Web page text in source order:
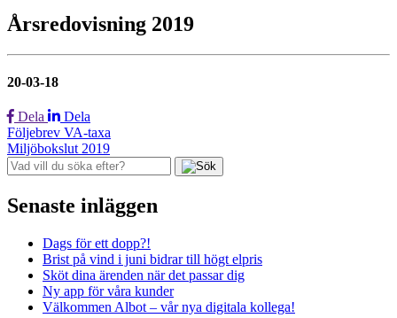
Årsredovisning 2019
20-03-18
Dela Dela
Inläggsnavigering
Följebrev VA-taxa
Miljöbokslut 2019
Senaste inläggen
Dags för ett dopp?!
Brist på vind i juni bidrar till högt elpris
Sköt dina ärenden när det passar dig
Ny app för våra kunder
Välkommen Albot – vår nya digitala kollega!